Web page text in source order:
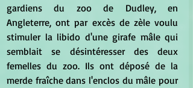
gardiens du zoo de Dudley, en
Angleterre, ont par excès de zèle voulu
stimuler la libido d'une girafe mâle qui
semblait se désintéresser des deux
femelles du zoo. Ils ont déposé de la
merde fraîche dans l'enclos du mâle pour